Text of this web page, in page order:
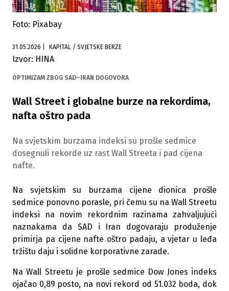
Foto: Pixabay
31.05.2026 KAPITAL / SVJETSKE BERZE
Izvor: HINA
OPTIMIZAM ZBOG SAD–IRAN DOGOVORA
Wall Street i globalne burze na rekordima,
nafta oštro pada
Na svjetskim burzama indeksi su prošle sedmice
dosegnuli rekorde uz rast Wall Streeta i pad cijena
nafte.
Na svjetskim su burzama cijene dionica prošle
sedmice ponovno porasle, pri čemu su na Wall Streetu
indeksi na novim rekordnim razinama zahvaljujući
naznakama da SAD i Iran dogovaraju produženje
primirja pa cijene nafte oštro padaju, a vjetar u leđa
tržištu daju i solidne korporativne zarade.
Na Wall Streetu je prošle sedmice Dow Jones indeks
ojačao 0,89 posto, na novi rekord od 51.032 boda, dok